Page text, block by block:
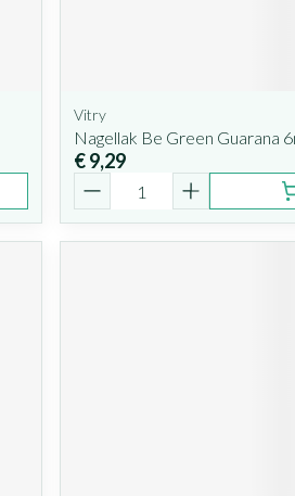
Vitry
Nagellak Be Green Guarana
€ 9,29